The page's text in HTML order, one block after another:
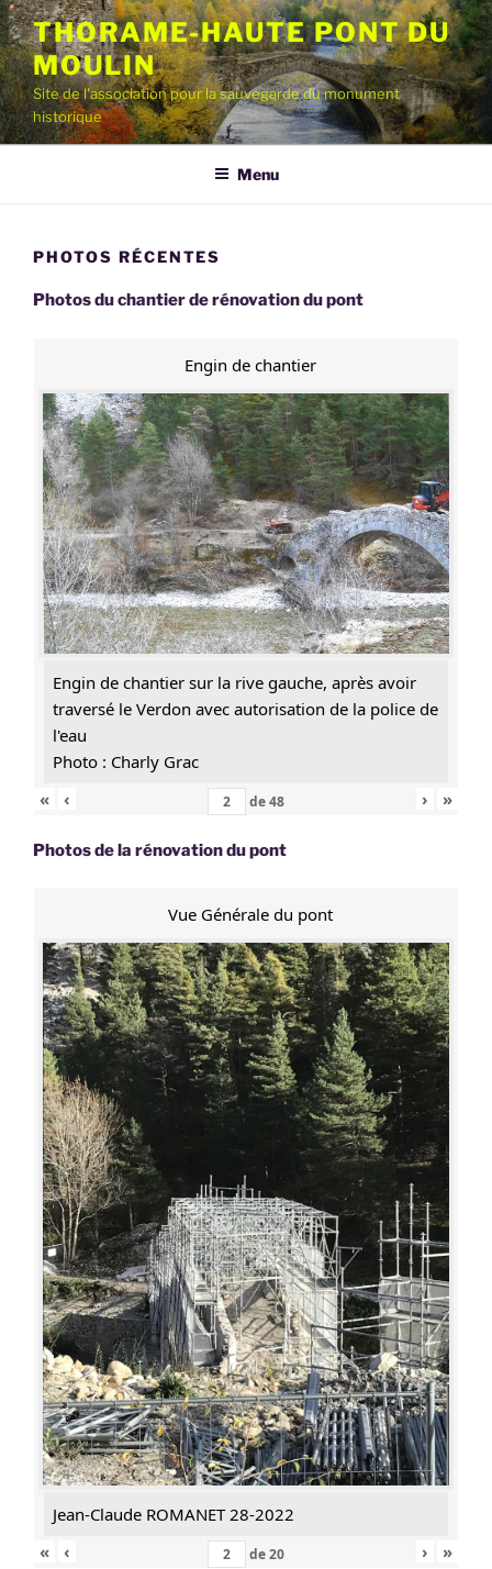
Aller
au
contenu
principal
THORAME-HAUTE PONT DU
MOULIN
Site de l'association pour la sauvegarde du monument
historique
Menu
PHOTOS RÉCENTES
Photos du chantier de rénovation du pont
Engin de chantier
Engin de chantier sur la rive gauche, après avoir
traversé le Verdon avec autorisation de la police de
l'eau
Photo : Charly Grac
«
‹ de48 › »
Photos de la rénovation du pont
Vue Générale du pont
Jean-Claude ROMANET 28-2022
«
‹ de20 › »